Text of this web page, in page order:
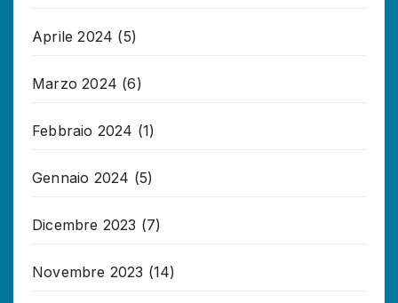
Aprile 2024 (5)
Marzo 2024 (6)
Febbraio 2024 (1)
Gennaio 2024 (5)
Dicembre 2023 (7)
Novembre 2023 (14)